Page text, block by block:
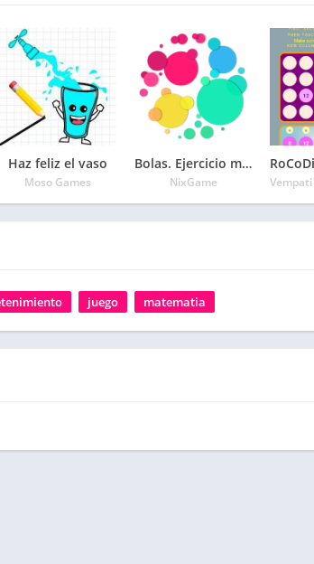
Haz feliz el vaso
Moso Games
Bolas. Ejercicio mental
NixGame
juego matematia